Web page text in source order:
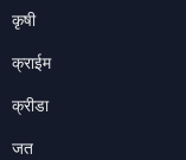
कृषी
क्राईम
क्रीडा
जत